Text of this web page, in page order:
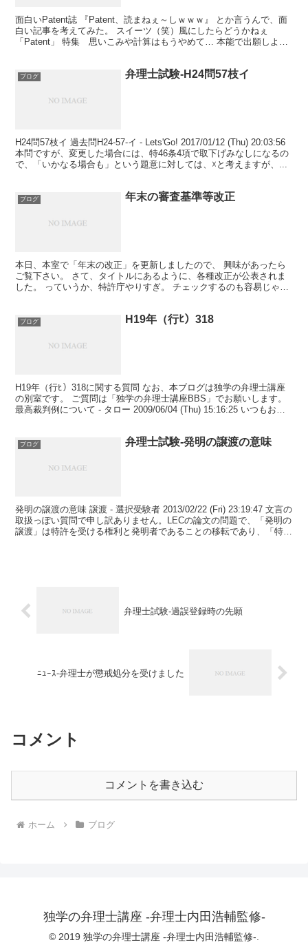
面白いPatent誌 『Patent、読まねぇ～しｗｗｗ』 とか言うんで、面
白い記事を考えてみた。 スイーツ（笑）風にしたらどうかねぇ
「Patent」 特集 思いこみや計算はもうやめて… 本能で出願しよう!
ブログ 弁理士試験-H24問57枝イ
H24問57枝イ 過去問H24-57-イ - Lets'Go! 2017/01/12 (Thu) 20:03:56
本問ですが、変更した場合には、特46条4項で取下げみなしになるの
で、「いかなる場合も」という題意に対しては、☓と考えますが、...
ブログ 年末の審査基準等改正
本日、本室で「年末の改正」を更新しましたので、 興味があったら
ご覧下さい。 さて、タイトルにあるように、各種改正が公表されま
した。 っていうか、特許庁やりすぎ。 チェックするのも容易じゃな
ブログ H19年（行ﾋ）318
H19年（行ﾋ）318に関する質問 なお、本ブログは独学の弁理士講座
の別室です。 ご質問は「独学の弁理士講座BBS」でお願いします。
最高裁判例について - タロー 2009/06/04 (Thu) 15:16:25 いつもお世
ブログ 弁理士試験-発明の譲渡の意味
発明の譲渡の意味 譲渡 - 選択受験者 2013/02/22 (Fri) 23:19:47 文言の
取扱っぽい質問で申し訳ありません。LECの論文の問題で、「発明の
譲渡」は特許を受ける権利と発明者であることの移転であり、「特許
弁理士試験-過誤登録時の先願
ﾆｭｰｽ-弁理士が懲戒処分を受けました
コメント
コメントを書き込む
ホーム ブログ
独学の弁理士講座 -弁理士内田浩輔監修-
© 2019 独学の弁理士講座 -弁理士内田浩輔監修-.